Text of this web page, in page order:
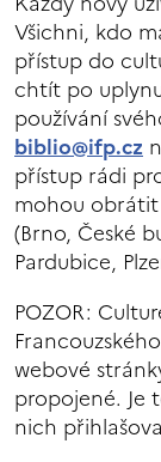
Všichni, kdo
přístup do
chtít po
používání
biblio@ifp.cz
přístup rádi
mohou obrátit
(Brno, České
Pardubice,
POZOR:
webové
propojené. Je
nich